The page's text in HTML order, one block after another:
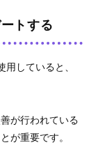
トする
していると、
が行われている
が重要です。